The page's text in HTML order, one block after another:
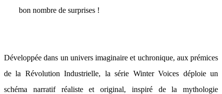
bon nombre de surprises !
Développée dans un univers imaginaire et uchronique, aux prémices
de la Révolution Industrielle, la série Winter Voices déploie un
schéma narratif réaliste et original, inspiré de la mythologie